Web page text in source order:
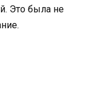
Это была не